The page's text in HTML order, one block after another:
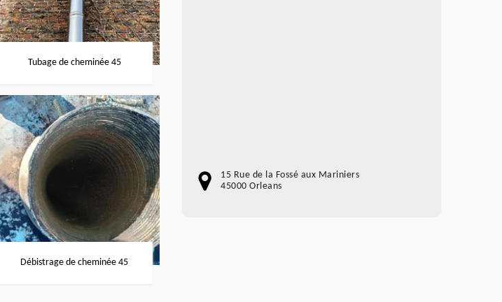
Tubage de cheminée 45
Débistrage de cheminée 45
15 Rue de la Fossé aux Mariniers
45000 Orleans